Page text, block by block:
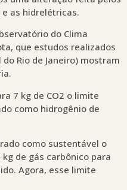
as hidrelétricas.
do Clima
que estudos realizados
do Rio de Janeiro) mostram
7 kg de CO2 o limite
como hidrogênio de
como sustentável o
de gás carbônico para
Agora, esse limite